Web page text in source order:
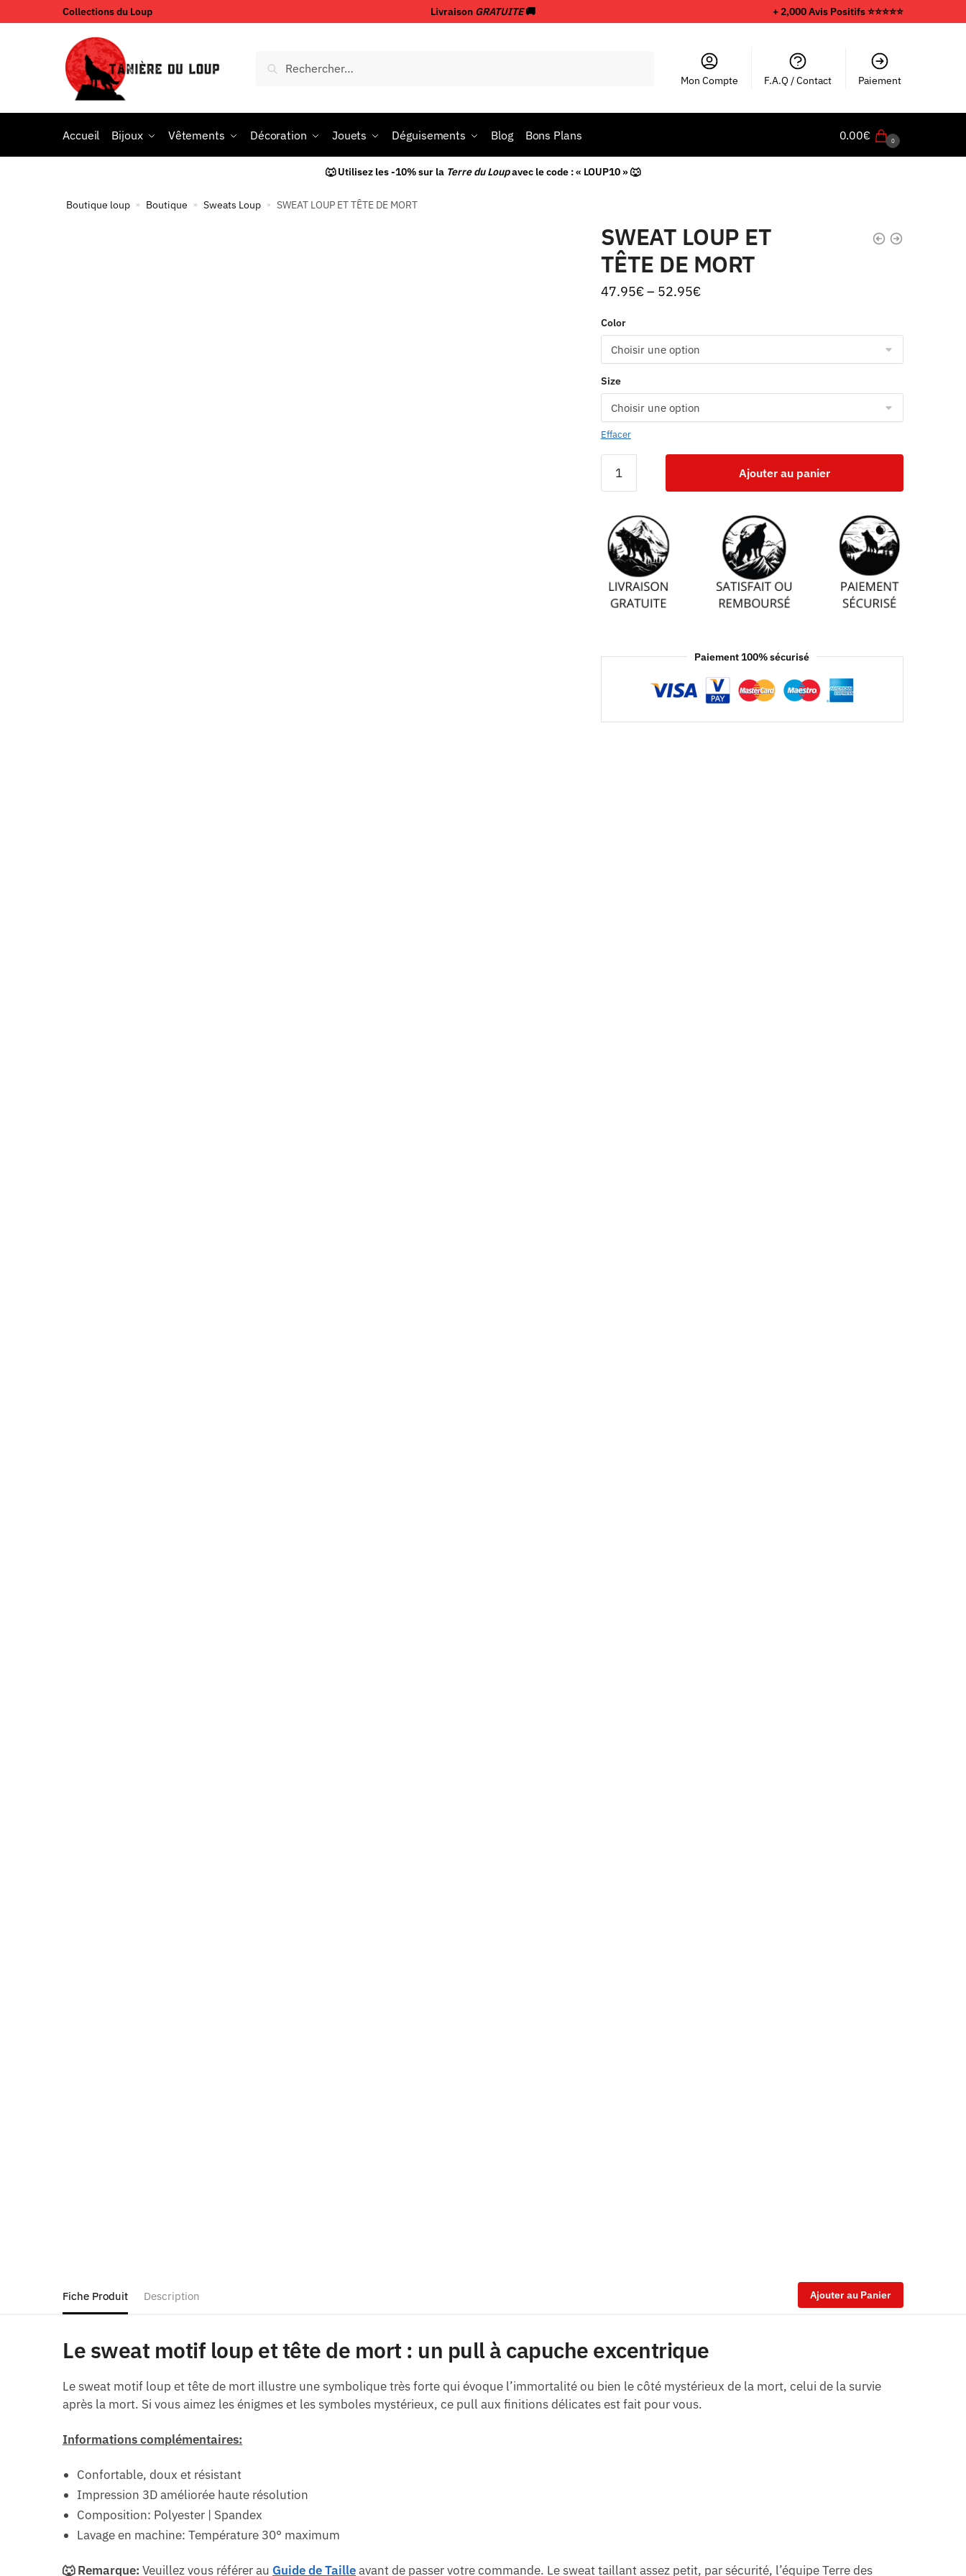
Collections du Loup Livraison GRATUITE🚚 + 2,000 Avis Positifs ⭐️⭐️⭐️⭐️⭐️
Mon Compte F.A.Q / Contact Paiement
Accueil Bijoux Vêtements Décoration Jouets Déguisements Blog Bons Plans 0.00€ 0
🐺 Utilisez les -10% sur la Terre du Loupavec le code : « LOUP10 » 🐺
Boutique loup » Boutique » Sweats Loup » SWEAT LOUP ET TÊTE DE MORT
SWEAT LOUP ET
TÊTE DE MORT
47.95€– 52.95€
Color
Size
Effacer
Ajouter au panier
Paiement 100% sécurisé
Fiche Produit Description Ajouter au Panier
Le sweat motif loup et tête de mort : un pull à capuche excentrique
Le sweat motif loup et tête de mort illustre une symbolique très forte qui évoque l’immortalité ou bien le côté mystérieux de la mort, celui de la survie
après la mort. Si vous aimez les énigmes et les symboles mystérieux, ce pull aux finitions délicates est fait pour vous.
Informations complémentaires:
Confortable, doux et résistant
Impression 3D améliorée haute résolution
Composition: Polyester | Spandex
Lavage en machine: Température 30° maximum
🐺 Remarque: Veuillez vous référer au Guide de Tailleavant de passer votre commande. Le sweat taillant assez petit, parsécurité, l’équipe Terre des